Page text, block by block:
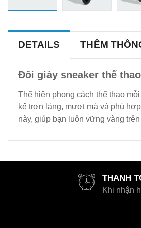
DETAILS THÊM
Đôi giày sneaker thể
Thể hiện phong cách thể thao
kế trơn láng, mượt mà và phù
này, giúp bạn luôn vững vàng
THANH
Khi nhận